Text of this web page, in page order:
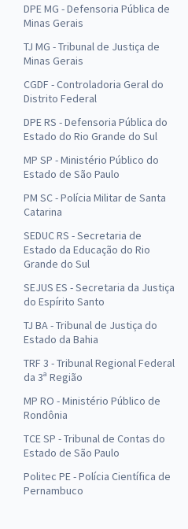
DPE MG - Defensoria Pública de
Minas Gerais
TJ MG - Tribunal de Justiça de
Minas Gerais
CGDF - Controladoria Geral do
Distrito Federal
DPE RS - Defensoria Pública do
Estado do Rio Grande do Sul
MP SP - Ministério Público do
Estado de São Paulo
PM SC - Polícia Militar de Santa
Catarina
SEDUC RS - Secretaria de
Estado da Educação do Rio
Grande do Sul
SEJUS ES - Secretaria da Justiça
do Espírito Santo
TJ BA - Tribunal de Justiça do
Estado da Bahia
TRF 3 - Tribunal Regional Federal
da 3ª Região
MP RO - Ministério Público de
Rondônia
TCE SP - Tribunal de Contas do
Estado de São Paulo
Politec PE - Polícia Científica de
Pernambuco